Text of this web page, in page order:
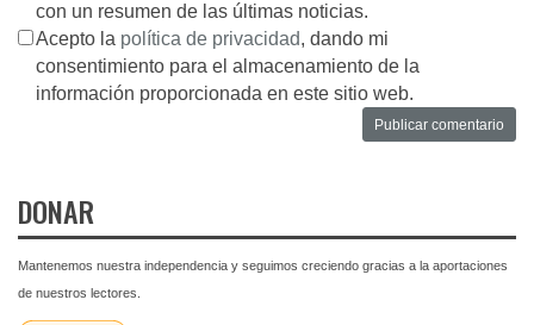
con un resumen de las últimas noticias.
Acepto la política de privacidad, dando mi
consentimiento para el almacenamiento de la
información proporcionada en este sitio web.
DONAR
Mantenemos nuestra independencia y seguimos creciendo gracias a la aportaciones
de nuestros lectores.